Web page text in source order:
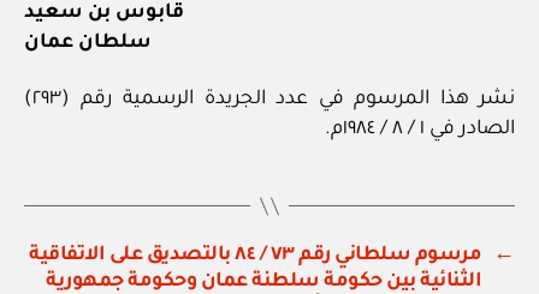
قابوس بن سعيد
سلطان عمان
نشر هذا المرسوم في عدد الجريدة الرسمية رقم (٢٩٣)
الصادر في ١ / ٨ / ١٩٨٤م.
←
مرسوم سلطاني رقم ٧٣ / ٨٤ بالتصديق على الاتفاقية
الثنائية بين حكومة سلطنة عمان وحكومة جمهورية